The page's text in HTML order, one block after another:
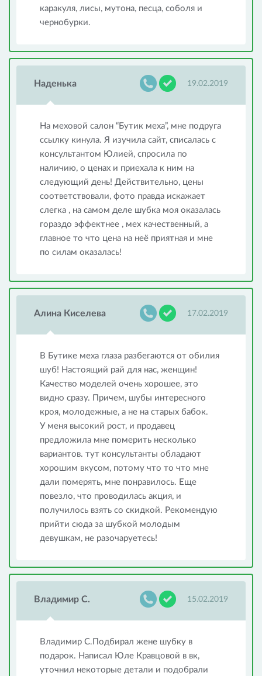
каракуля, лисы, мутона, песца, соболя и
чернобурки.
Наденька 19.02.2019
На меховой салон “Бутик меха”, мне подруга
ссылку кинула. Я изучила сайт, списалась с
консультантом Юлией, спросила по
наличию, о ценах и приехала к ним на
следующий день! Действительно, цены
соответствовали, фото правда искажает
слегка , на самом деле шубка моя оказалась
гораздо эффектнее , мех качественный, а
главное то что цена на неё приятная и мне
по силам оказалась!
Алина Киселева 17.02.2019
В Бутике меха глаза разбегаются от обилия
шуб! Настоящий рай для нас, женщин!
Качество моделей очень хорошее, это
видно сразу. Причем, шубы интересного
кроя, молодежные, а не на старых бабок.
У меня высокий рост, и продавец
предложила мне померить несколько
вариантов. тут консультанты обладают
хорошим вкусом, потому что то что мне
дали померять, мне понравилось. Еще
повезло, что проводилась акция, и
получилось взять со скидкой. Рекомендую
прийти сюда за шубкой молодым
девушкам, не разочаруетесь!
Владимир С. 15.02.2019
Владимир С.Подбирал жене шубку в
подарок. Написал Юле Кравцовой в вк,
уточнил некоторые детали и подобрали